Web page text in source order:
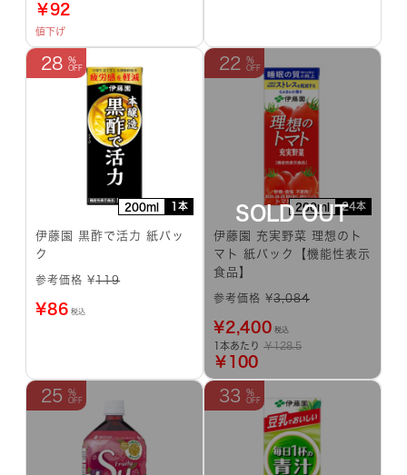
￥92
値下げ
200ml 1本
28
伊藤園 黒酢で活力 紙パッ
ク
参考価格 ¥119
¥86 税込
200ml 24本
22
伊藤園 充実野菜 理想のト
マト 紙パック【機能性表示
食品】
参考価格 ¥3,084
¥2,400 税込
1本あたり ￥128.5
￥100
25 33